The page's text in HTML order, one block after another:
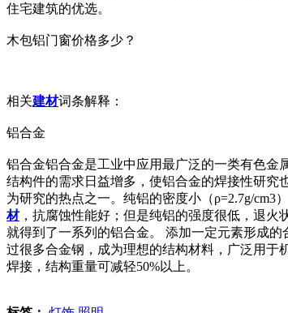
住宅建筑的优选。
木包铝门窗价格多少？
相关建材词条解释：
铝合金
铝合金铝合金是工业中应用最广泛的一类有色金
结构件的需求日益增多，使铝合金的焊接性研究
为研究的热点之一。纯铝的密度小（ρ=2.7g/cm3
材，抗腐蚀性能好；但是纯铝的强度很低，退火
就得到了一系列的铝合金。 添加一定元素形成
过很多合金钢，成为理想的结构材料，广泛用于
焊接，结构重量可减轻50%以上。